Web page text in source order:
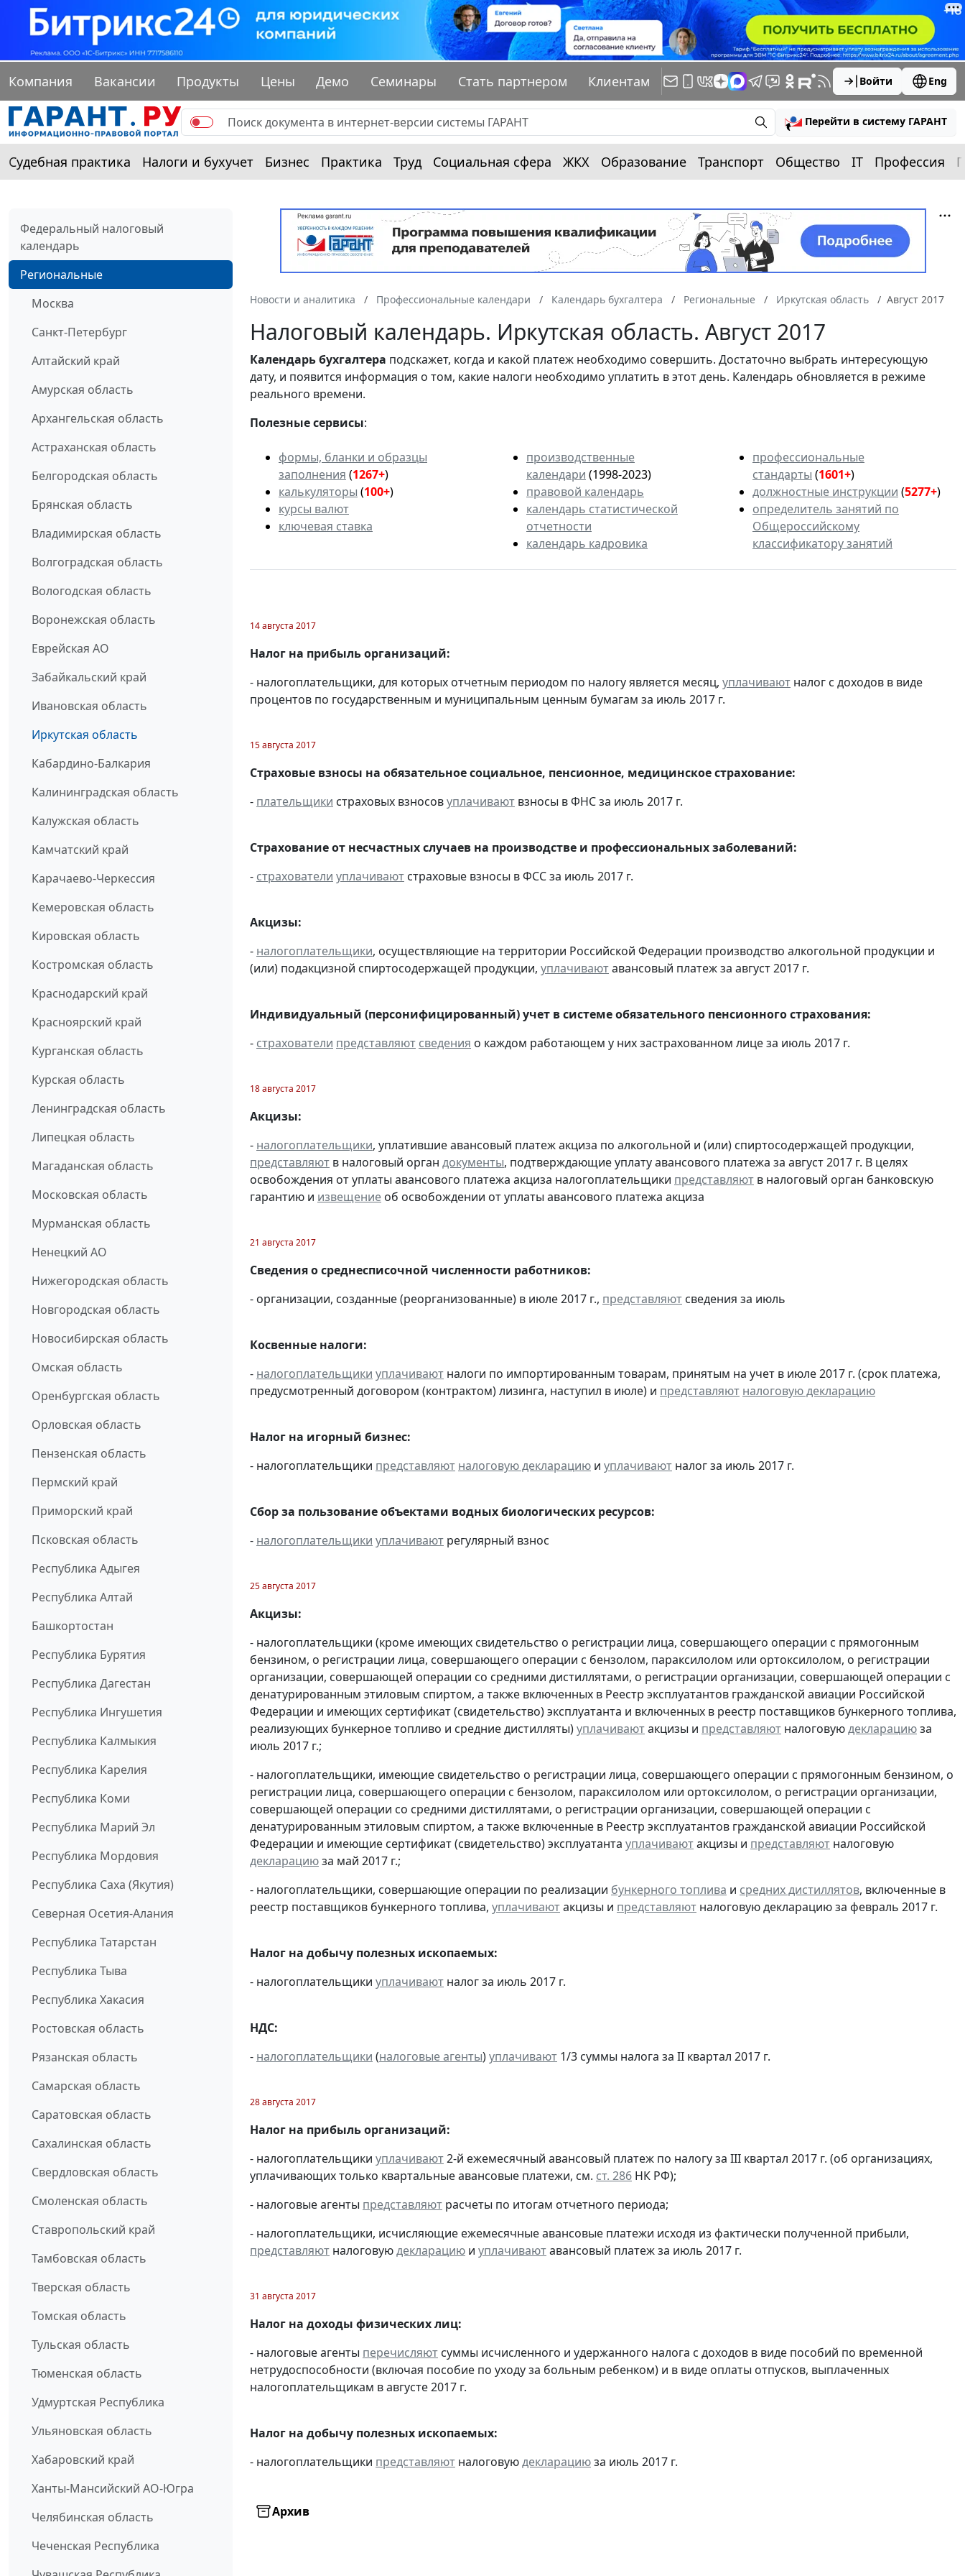
Компания Вакансии Продукты Цены Демо Семинары Стать партнером Клиентам Войти Eng
Перейти в систему ГАРАНТ
Судебная практика Налоги и бухучет Бизнес Практика Труд Социальная сфера ЖКХ Образование Транспорт Общество IT Профессия
Федеральный налоговый
календарь
Региональные
Москва
Санкт-Петербург
Алтайский край
Амурская область
Архангельская область
Астраханская область
Белгородская область
Брянская область
Владимирская область
Волгоградская область
Вологодская область
Воронежская область
Еврейская АО
Забайкальский край
Ивановская область
Иркутская область
Кабардино-Балкария
Калининградская область
Калужская область
Камчатский край
Карачаево-Черкессия
Кемеровская область
Кировская область
Костромская область
Краснодарский край
Красноярский край
Курганская область
Курская область
Ленинградская область
Липецкая область
Магаданская область
Московская область
Мурманская область
Ненецкий АО
Нижегородская область
Новгородская область
Новосибирская область
Омская область
Оренбургская область
Орловская область
Пензенская область
Пермский край
Приморский край
Псковская область
Республика Адыгея
Республика Алтай
Башкортостан
Республика Бурятия
Республика Дагестан
Республика Ингушетия
Республика Калмыкия
Республика Карелия
Республика Коми
Республика Марий Эл
Республика Мордовия
Республика Саха (Якутия)
Северная Осетия-Алания
Республика Татарстан
Республика Тыва
Республика Хакасия
Ростовская область
Рязанская область
Самарская область
Саратовская область
Сахалинская область
Свердловская область
Смоленская область
Ставропольский край
Тамбовская область
Тверская область
Томская область
Тульская область
Тюменская область
Удмуртская Республика
Ульяновская область
Хабаровский край
Ханты-Мансийский АО-Югра
Челябинская область
Чеченская Республика
Новости и аналитика Профессиональные календари Календарь бухгалтера Региональные Иркутская область Август 2017
Налоговый календарь. Иркутская область. Август 2017
Календарьбухгалтера подскажет, когда и какой платеж необходимо совершить. Достаточно выбрать интересующую
дату, и появится информация о том, какие налоги необходимо уплатить в этот день. Календарь обновляется в режиме
реального времени.
Полезные сервисы:
формы, бланки и образцы
заполнения (1267+)
калькуляторы (100+)
курсы валют
ключевая ставка
производственные
календари (1998-2023)
правовой календарь
календарь статистической
отчетности
календарь кадровика
профессиональные
стандарты (1601+)
должностные инструкции (5277+)
определитель занятий по
Общероссийскому
классификатору занятий
14 августа 2017
Налог на прибыль организаций:
- налогоплательщики, для которых отчетным периодом по налогу является месяц, уплачивают налог с доходов в виде
процентов по государственным и муниципальным ценным бумагам за июль 2017 г.
15 августа 2017
Страховые взносы на обязательное социальное, пенсионное, медицинское страхование:
- плательщики страховых взносовуплачивают взносы в ФНС за июль 2017 г.
Страхование от несчастных случаев на производстве и профессиональных заболеваний:
- страхователи уплачивают страховые взносы в ФСС за июль 2017 г.
Акцизы:
- налогоплательщики, осуществляющие на территории Российской Федерации производство алкогольной продукции и
(или) подакцизной спиртосодержащей продукции, уплачиваютавансовый платеж за август 2017 г.
Индивидуальный (персонифицированный) учет в системе обязательного пенсионного страхования:
- страхователи представляют сведения о каждом работающем у них застрахованном лице за июль 2017 г.
18 августа 2017
Акцизы:
- налогоплательщики, уплатившие авансовый платеж акциза по алкогольной и (или) спиртосодержащей продукции,
представляют в налоговый орган документы, подтверждающие уплату авансового платежа за август 2017 г. В целях
освобождения от уплаты авансового платежа акциза налогоплательщики представляют в налоговый орган банковскую
гарантию и извещение об освобождении от уплаты авансового платежа акциза
21 августа 2017
Сведения о среднесписочной численности работников:
- организации, созданные (реорганизованные) в июле 2017 г., представляют сведения за июль
Косвенные налоги:
- налогоплательщики уплачивают налоги по импортированным товарам, принятым на учет в июле 2017 г. (срок платежа,
предусмотренный договором (контрактом) лизинга, наступил в июле) и представляют налоговую декларацию
Налог на игорный бизнес:
- налогоплательщики представляют налоговую декларацию и уплачивают налог за июль 2017 г.
Сбор за пользование объектами водных биологических ресурсов:
- налогоплательщики уплачивают регулярный взнос
25 августа 2017
Акцизы:
- налогоплательщики (кроме имеющих свидетельство о регистрации лица, совершающего операции с прямогонным
бензином, о регистрации лица, совершающего операции с бензолом, параксилолом или ортоксилолом, о регистрации
организации, совершающей операции со средними дистиллятами, о регистрации организации, совершающей операции с
денатурированным этиловым спиртом, а также включенных в Реестр эксплуатантов гражданской авиации Российской
Федерации и имеющих сертификат (свидетельство) эксплуатанта и включенных в реестр поставщиков бункерного топлива,
реализующих бункерное топливо и средние дистилляты)уплачиваютакцизы и представляют налоговуюдекларациюза
июль 2017 г.;
- налогоплательщики, имеющие свидетельство о регистрации лица, совершающего операции с прямогонным бензином, о
регистрации лица, совершающего операции с бензолом, параксилолом или ортоксилолом, о регистрации организации,
совершающей операции со средними дистиллятами, о регистрации организации, совершающей операции с
денатурированным этиловым спиртом, а также включенные в Реестр эксплуатантов гражданской авиации Российской
Федерации и имеющие сертификат (свидетельство) эксплуатанта уплачиваютакцизы и представляют налоговую
декларациюза май 2017 г.;
- налогоплательщики, совершающие операции по реализации бункерного топлива и средних дистиллятов, включенные в
реестр поставщиков бункерного топлива, уплачиваютакцизы и представляют налоговую декларацию за февраль 2017 г.
Налог на добычу полезных ископаемых:
- налогоплательщики уплачивают налог за июль 2017 г.
НДС:
- налогоплательщики (налоговые агенты)уплачивают 1/3 суммы налога за II квартал 2017 г.
28 августа 2017
Налог на прибыль организаций:
- налогоплательщики уплачивают2-й ежемесячный авансовый платеж по налогу за III квартал 2017 г. (об организациях,
уплачивающих только квартальные авансовые платежи, см. ст. 286 НК РФ);
- налоговые агенты представляют расчеты по итогам отчетного периода;
- налогоплательщики, исчисляющие ежемесячные авансовые платежи исходя из фактически полученной прибыли,
представляют налоговуюдекларацию и уплачиваютавансовый платеж за июль 2017 г.
31 августа 2017
Налог на доходы физических лиц:
- налоговые агенты перечисляют суммы исчисленного и удержанного налога с доходов в виде пособий по временной
нетрудоспособности (включая пособие по уходу за больным ребенком) и в виде оплаты отпусков, выплаченных
налогоплательщикам в августе 2017 г.
Налог на добычу полезных ископаемых:
- налогоплательщики представляют налоговуюдекларациюза июль 2017 г.
Архив